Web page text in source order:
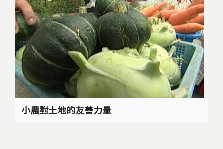
小農對土地的友善力量